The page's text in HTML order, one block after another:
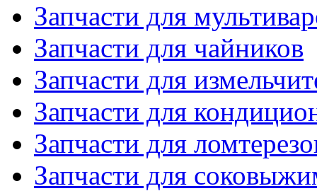
Запчасти для
Запчасти для чайников
Запчасти для
Запчасти для
Запчасти для
Запчасти для